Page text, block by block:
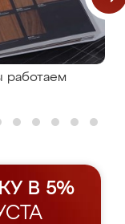
работаем
В 5%